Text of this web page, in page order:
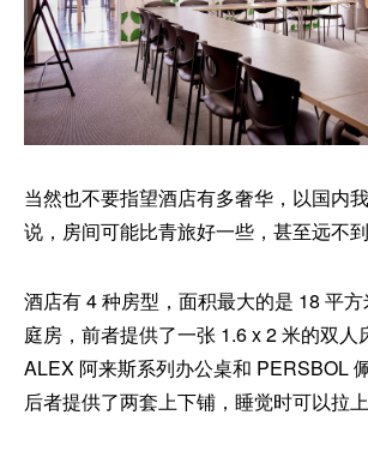
当然也不要指望酒店有多奢华，以国内
说，房间可能比青旅好一些，甚至远不到
酒店有 4 种房型，面积最大的是 18 平
庭房，前者提供了一张 1.6 x 2 米的双人
ALEX 阿来斯系列办公桌和 PERSBOL
后者提供了两套上下铺，睡觉时可以